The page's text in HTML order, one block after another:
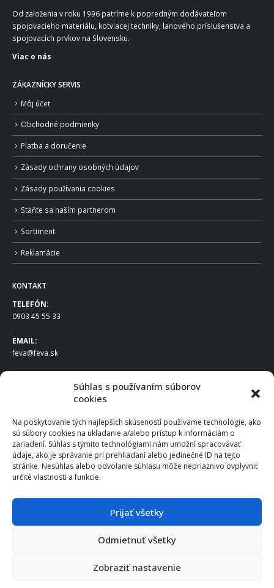
Súhlas s používaním súborov
cookies
Na poskytovanie tých najlepších skúseností používame technológie, ako
sú súbory cookies na ukladanie a/alebo prístup k informáciám o
zariadení. Súhlas s týmito technológiami nám umožní spracovávať
údaje, ako je správanie pri prehliadaní alebo jedinečné ID na tejto
stránke. Nesúhlas alebo odvolanie súhlasu môže nepriaznivo ovplyvniť
určité vlastnosti a funkcie.
Prijať všetky
Odmietnuť všetky
Zobraziť nastavenie
Od založenia v roku 1996 patríme k popredným dodávateľom
spojovacieho materiálu, kotviacej techniky, lanového príslušenstva a
spojovacích prvkov na Slovensku.
Viac o nás
ZÁKAZNÍCKY SERVIS
Môj účet
Obchodné podmienky
Platba a doručenie
Zásady ochrany osobných údajov
Zásady používania cookies
Staňte sa naším partnerom
Sortiment
Reklamácie
KONTAKT
TELEFÓN:
0903 45 55 33
EMAIL:
feva@feva.sk
FEVA Slovakia SK s.r.o.
831 04 Bratislava
IČO: 50922688
DIČ: 2120539388
IČ DPH: SK2120539388
Po – Pia: 8:00 – 16:30